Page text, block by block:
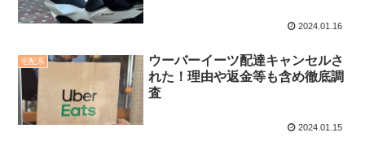
2024.01.16
宅配系
ウーバーイーツ配達キャンセルさ
れた！理由や返金等も含め徹底調
査
2024.01.15